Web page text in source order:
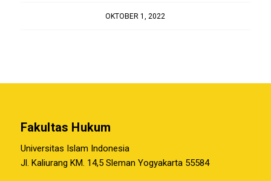
OKTOBER 1, 2022
Fakultas Hukum
Universitas Islam Indonesia
Jl. Kaliurang KM. 14,5 Sleman Yogyakarta 55584